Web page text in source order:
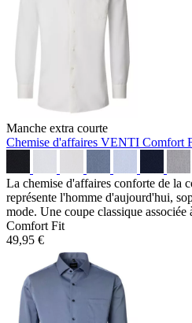
Manche extra courte
Chemise d'affaires VENTI Comfort
La chemise d'affaires conforte de
représente l'homme d'aujourd'hui,
mode. Une coupe classique
Comfort Fit
49,95 €